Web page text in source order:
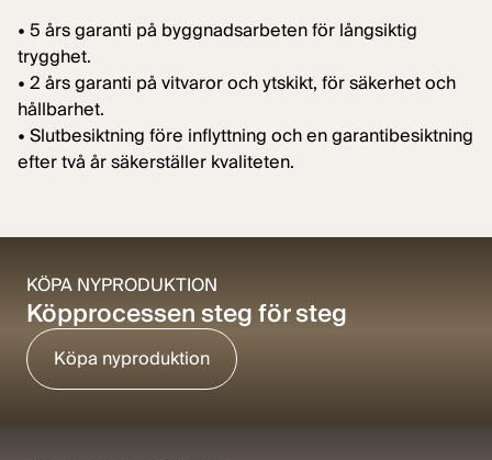
• 5 års garanti på byggnadsarbeten för långsiktig
trygghet.
• 2 års garanti på vitvaror och ytskikt, för säkerhet och
hållbarhet.
• Slutbesiktning före inflyttning och en garantibesiktning
efter två år säkerställer kvaliteten.
KÖPA NYPRODUKTION
Köpprocessen steg för steg
Köpa nyproduktion